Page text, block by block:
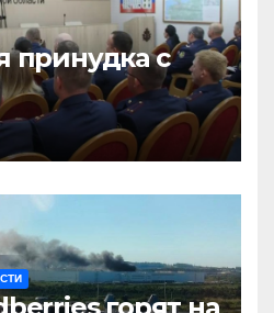
принудка с